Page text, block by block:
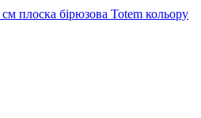
плоска бірюзова Totem кольору